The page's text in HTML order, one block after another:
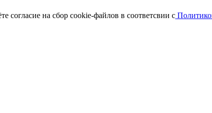
cогласие на сбор cookie-файлов в соответсвии с